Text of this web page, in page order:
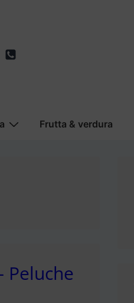
Frutta & verdura
Peluche